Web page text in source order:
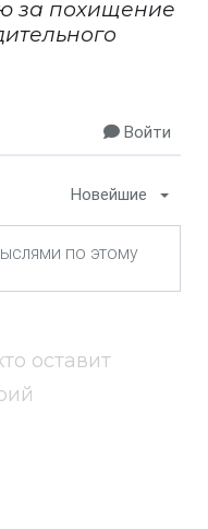
за похищение
Войти
Новейшие
оставит